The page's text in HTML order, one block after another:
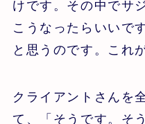
けです。その中でサ
こうなったらいいで
と思うのです。これ
クライアントさんを
て、「そうです。そ